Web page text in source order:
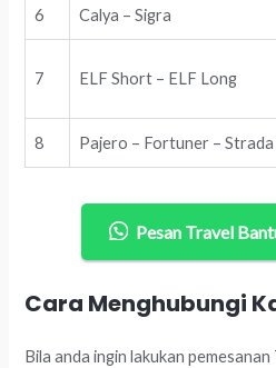
6 Calya – Sigra
7 ELF Short – ELF Long
8 Pajero – Fortuner – Strada
Pesan Travel
Cara Menghubungi
Bila anda ingin lakukan